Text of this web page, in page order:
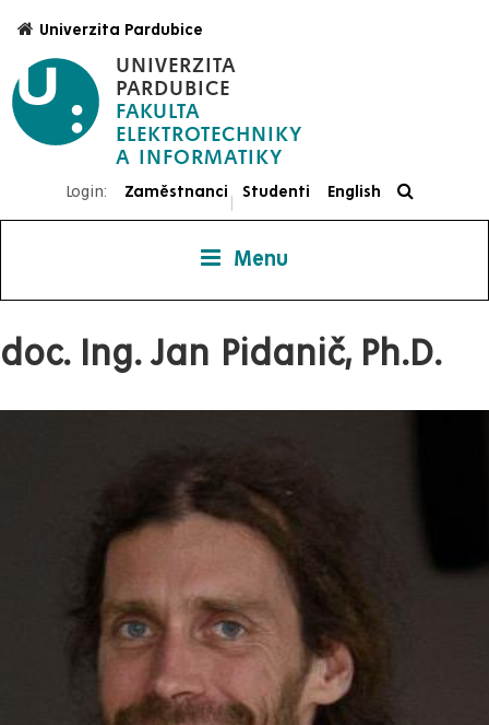
hlavnímu
obsahu
UNIVERZITA
PARDUBICE
FAKULTA
ELEKTROTECHNIKY
Univerzita Pardubice
Login: Zaměstnanci
|
Studenti English
Menu
doc. Ing. Jan Pidanič, Ph.D.